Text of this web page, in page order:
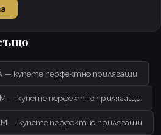
— купете перфектно прилягащи
— купете перфектно прилягащи
— купете перфектно прилягащи